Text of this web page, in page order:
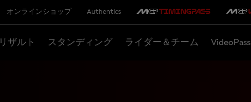
オンラインショップ Authentics
リザルト スタンディング ライダー＆チーム VideoPass